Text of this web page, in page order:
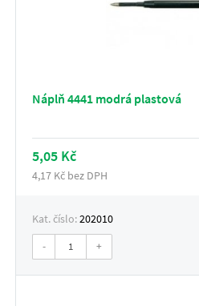
Náplň 4441 modrá plastová
5,05 Kč
4,17 Kč bez DPH
Kat. číslo:202010
- +